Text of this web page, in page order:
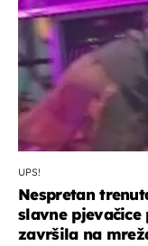
UPS!
Nespretan
slavne pjevačice
završila na